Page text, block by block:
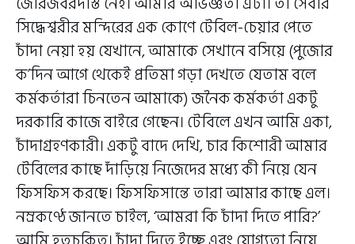
সিদ্ধেশ্বরীর মন্দিরের এক কোণে টেবিল-চেয়ার পেতে
চাঁদা নেয়া হয় যেখানে, আমাকে সেখানে বসিয়ে (পুজোর
ক’দিন আগে থেকেই প্রতিমা গড়া দেখতে যেতাম বলে
কর্মকর্তারা চিনতেন আমাকে) জনৈক কর্মকর্তা একটু
দরকারি কাজে বাইরে গেছেন। টেবিলে এখন আমি একা,
চাঁদাগ্রহণকারী। একটু বাদে দেখি, চার কিশোরী আমার
টেবিলের কাছে দাঁড়িয়ে নিজেদের মধ্যে কী নিয়ে যেন
ফিসফিস করছে। ফিসফিসান্তে তারা আমার কাছে এল।
নম্রকণ্ঠে জানতে চাইল, ‘আমরা কি চাঁদা দিতে পারি?’